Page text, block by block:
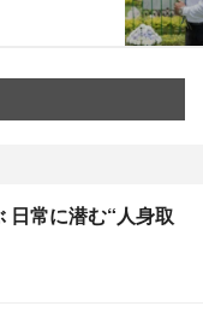
日常に潜む“人身取